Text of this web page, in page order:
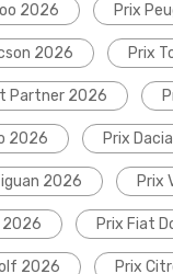
2026 Prix
2026 Prix
Partner 2026
2026 Prix
2026 Prix
2026 Prix Fiat
2026 Prix